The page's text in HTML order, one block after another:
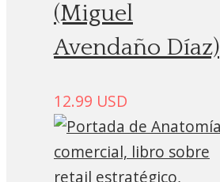
(Miguel
Avendaño Díaz)
12.99 USD